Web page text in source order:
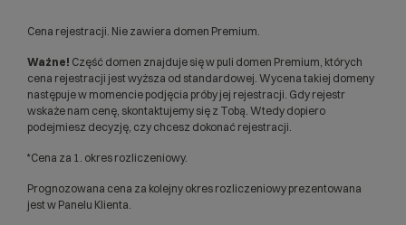
Cena rejestracji. Nie zawiera domen Premium.
Ważne! Część domen znajduje się w puli domen Premium, których
cena rejestracji jest wyższa od standardowej. Wycena takiej domeny
następuje w momencie podjęcia próby jej rejestracji. Gdy rejestr
wskaże nam cenę, skontaktujemy się z Tobą. Wtedy dopiero
podejmiesz decyzję, czy chcesz dokonać rejestracji.
*Cena za 1. okres rozliczeniowy.
Prognozowana cena za kolejny okres rozliczeniowy prezentowana
jest w Panelu Klienta.